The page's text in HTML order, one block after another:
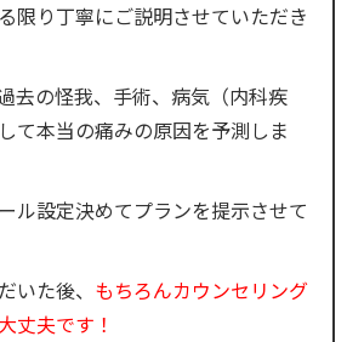
限り丁寧にご説明させていただき
去の怪我、手術、病気（内科疾
て本当の痛みの原因を予測しま
ル設定決めてプランを提示させて
いた後、 もちろんカウンセリング
丈夫です！